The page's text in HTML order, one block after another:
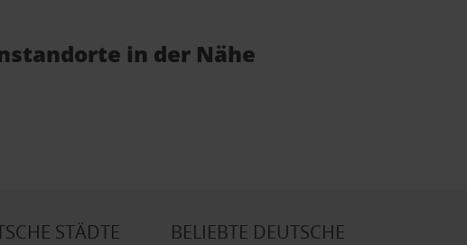
in der Nähe
STÄDTE
BELIEBTE DEUTSCHE